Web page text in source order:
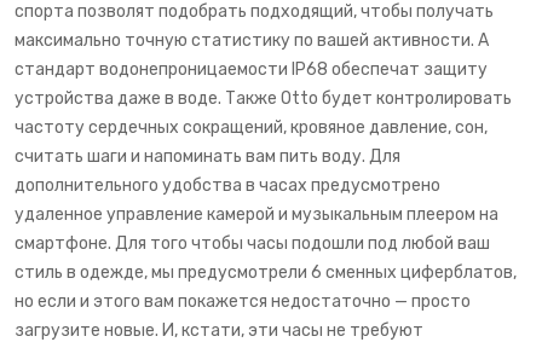
спорта позволят подобрать подходящий, чтобы получать
максимально точную статистику по вашей активности. А
стандарт водонепроницаемости IP68 обеспечат защиту
устройства даже в воде. Также Otto будет контролировать
частоту сердечных сокращений, кровяное давление, сон,
считать шаги и напоминать вам пить воду. Для
дополнительного удобства в часах предусмотрено
удаленное управление камерой и музыкальным плеером на
смартфоне. Для того чтобы часы подошли под любой ваш
стиль в одежде, мы предусмотрели 6 сменных циферблатов,
но если и этого вам покажется недостаточно — просто
загрузите новые. И, кстати, эти часы не требуют